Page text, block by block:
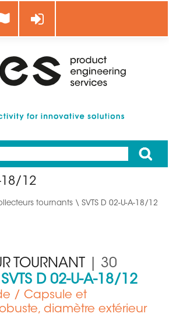
Se connecter
Apply
18/12
tournants \ SVTS D 02-U-A-18/12
TOURNANT
| 30
SVTS D 02-U-A-18/12
/ Capsule et
diamètre extérieur